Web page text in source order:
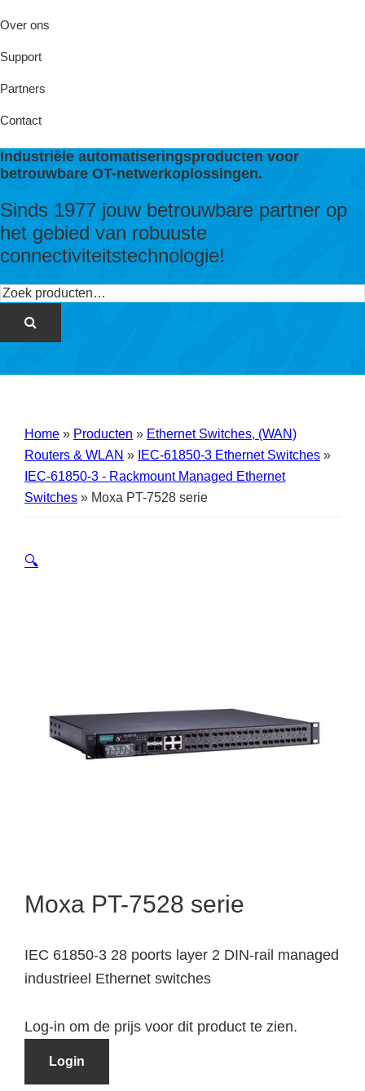
Over ons
Support
Partners
Contact
Industriële automatiseringsproducten voor
betrouwbare OT-netwerkoplossingen.
Sinds 1977 jouw betrouwbare partner op
het gebied van robuuste
connectiviteitstechnologie!
Zoeken
Home » Producten » Ethernet Switches, (WAN)
Routers & WLAN » IEC-61850-3 Ethernet Switches »
IEC-61850-3 - Rackmount Managed Ethernet
Switches » Moxa PT-7528 serie
🔍
Moxa PT-7528 serie
IEC 61850-3 28 poorts layer 2 DIN-rail managed
industrieel Ethernet switches
Log-in om de prijs voor dit product te zien.
Login